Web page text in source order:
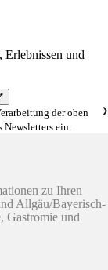
Erlebnissen und
der oben
ein.
zu Ihren
Allgäu/Bayerisch-
Gastromie und
❯